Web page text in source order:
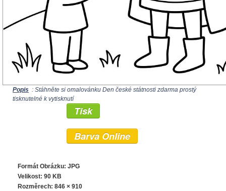
Popis : Stáhněte si omalovánku Den české státnosti zdarma prostý
tisknutelné k vytisknutí
Tisk
Barva Online
Formát Obrázku: JPG
Velikost: 90 KB
Rozměrech: 846 × 910